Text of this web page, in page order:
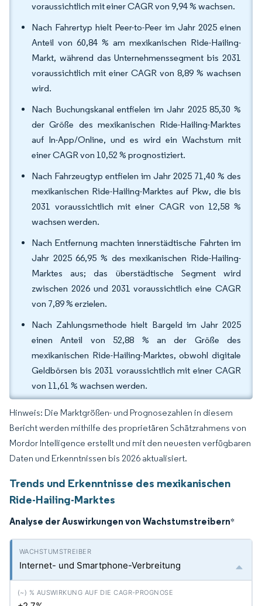
voraussichtlich mit einer CAGR von 9,94 % wachsen.
Nach Fahrertyp hielt Peer-to-Peer im Jahr 2025 einen
Anteil von 60,84 % am mexikanischen Ride-Hailing-
Markt, während das Unternehmenssegment bis 2031
voraussichtlich mit einer CAGR von 8,89 % wachsen
wird.
Nach Buchungskanal entfielen im Jahr 2025 85,30 %
der Größe des mexikanischen Ride-Hailing-Marktes
auf In-App/Online, und es wird ein Wachstum mit
einer CAGR von 10,52 % prognostiziert.
Nach Fahrzeugtyp entfielen im Jahr 2025 71,40 % des
mexikanischen Ride-Hailing-Marktes auf Pkw, die bis
2031 voraussichtlich mit einer CAGR von 12,58 %
wachsen werden.
Nach Entfernung machten innerstädtische Fahrten im
Jahr 2025 66,95 % des mexikanischen Ride-Hailing-
Marktes aus; das überstädtische Segment wird
zwischen 2026 und 2031 voraussichtlich eine CAGR
von 7,89 % erzielen.
Nach Zahlungsmethode hielt Bargeld im Jahr 2025
einen Anteil von 52,88 % an der Größe des
mexikanischen Ride-Hailing-Marktes, obwohl digitale
Geldbörsen bis 2031 voraussichtlich mit einer CAGR
von 11,61 % wachsen werden.
Hinweis: Die Marktgrößen- und Prognosezahlen in diesem
Bericht werden mithilfe des proprietären Schätzrahmens von
Mordor Intelligence erstellt und mit den neuesten verfügbaren
Daten und Erkenntnissen bis 2026 aktualisiert.
Trends und Erkenntnisse des mexikanischen
Ride-Hailing-Marktes
Analyse der Auswirkungen von Wachstumstreibern*
Internet- und Smartphone-Verbreitung